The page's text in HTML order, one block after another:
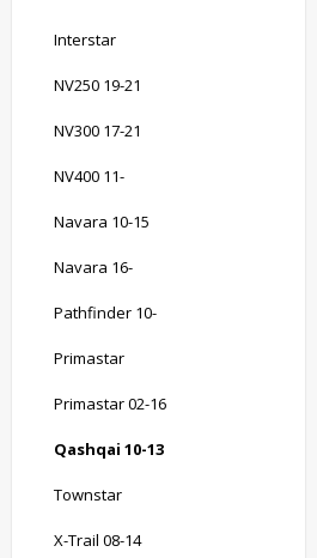
Interstar
NV250 19-21
NV300 17-21
NV400 11-
Navara 10-15
Navara 16-
Pathfinder 10-
Primastar
Primastar 02-16
Qashqai 10-13
Townstar
X-Trail 08-14